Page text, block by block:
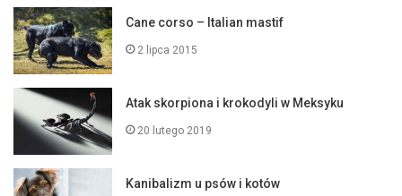
Cane corso – Italian mastif
2 lipca 2015
Atak skorpiona i krokodyli w Meksyku
20 lutego 2019
Kanibalizm u psów i kotów